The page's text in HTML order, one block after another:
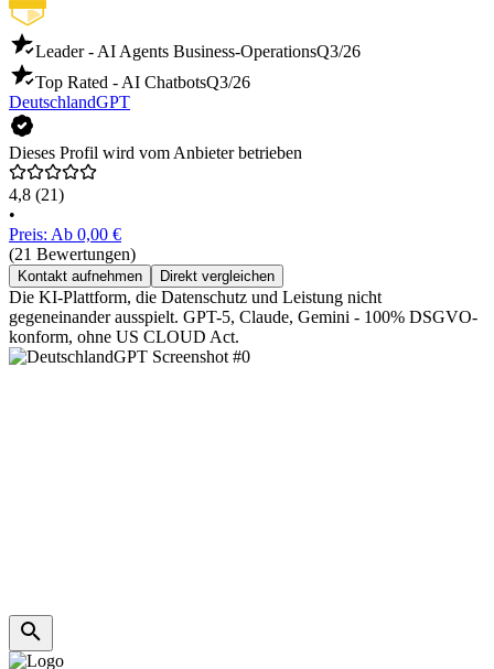
Leader - AI Agents Business-OperationsQ3/26
Top Rated - AI ChatbotsQ3/26
DeutschlandGPT
Dieses Profil wird vom Anbieter betrieben
4,8 (21)
•
Preis: Ab 0,00 €
(21 Bewertungen)
Kontakt aufnehmen Direkt vergleichen
Die KI-Plattform, die Datenschutz und Leistung nicht
gegeneinander ausspielt. GPT-5, Claude, Gemini - 100% DSGVO-
konform, ohne US CLOUD Act.